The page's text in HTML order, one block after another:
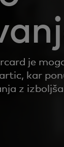
je
kar
z